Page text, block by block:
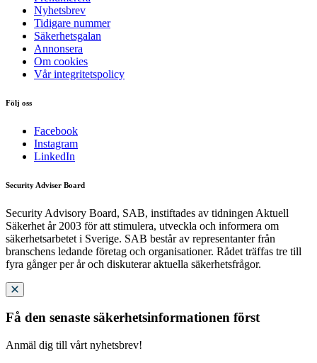
Nyhetsbrev
Tidigare nummer
Säkerhetsgalan
Annonsera
Om cookies
Vår integritetspolicy
Följ oss
Facebook
Instagram
LinkedIn
Security Adviser Board
Security Advisory Board, SAB, instiftades av tidningen Aktuell
Säkerhet år 2003 för att stimulera, utveckla och informera om
säkerhetsarbetet i Sverige. SAB består av representanter från
branschens ledande företag och organisationer. Rådet träffas tre till
fyra gånger per år och diskuterar aktuella säkerhetsfrågor.
Få den senaste säkerhetsinformationen först
Anmäl dig till vårt nyhetsbrev!